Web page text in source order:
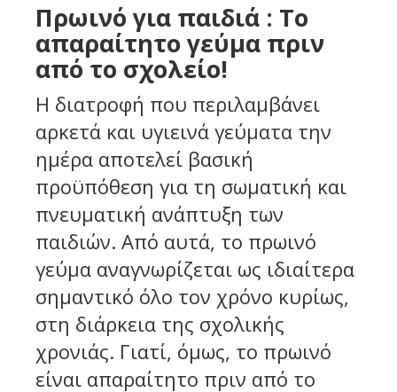
Πρωινό για παιδιά : Το
απαραίτητο γεύμα πριν
από το σχολείο!
Η διατροφή που περιλαμβάνει
αρκετά και υγιεινά γεύματα την
ημέρα αποτελεί βασική
προϋπόθεση για τη σωματική και
πνευματική ανάπτυξη των
παιδιών. Από αυτά, το πρωινό
γεύμα αναγνωρίζεται ως ιδιαίτερα
σημαντικό όλο τον χρόνο κυρίως,
στη διάρκεια της σχολικής
χρονιάς. Γιατί, όμως, το πρωινό
είναι απαραίτητο πριν από το